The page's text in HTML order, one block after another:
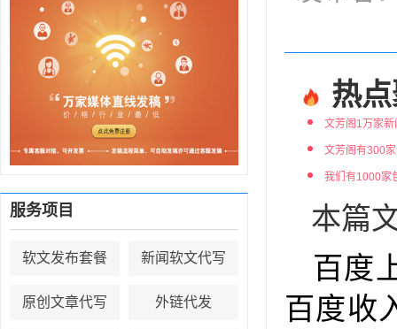
服务项目
软文发布套餐 新闻软文代写
原创文章代写 外链代发
热
文芳阁1万家
文芳阁有300
我们有1000家
本篇
百度
百度收